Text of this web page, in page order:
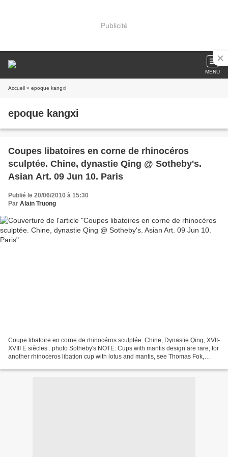
Publicité
MENU
Accueil » epoque kangxi
epoque kangxi
Coupes libatoires en corne de rhinocéros
sculptée. Chine, dynastie Qing @ Sotheby's.
Asian Art. 09 Jun 10. Paris
Publié le 20/06/2010 à 15:30
Par Alain Truong
Coupe libatoire en corne de rhinocéros sculptée. Chine, Dynastie Qing, XVII-
XVIII E siècles . photo Sotheby's NOTE: Cups with mantis design are rare, for
another rhinoceros libation cup with lotus and mantis, see Thomas Fok,